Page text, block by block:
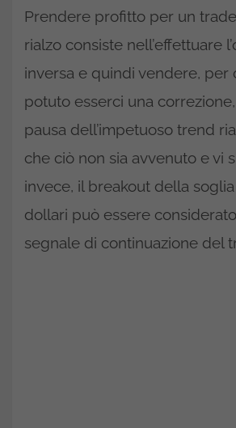
Prendere profitto per un
rialzo consiste nell’effettuare
inversa e quindi vendere, per
potuto esserci una
pausa dell’impetuoso trend
che ciò non sia avvenuto e vi
invece, il breakout della
dollari può essere
segnale di continuazione del